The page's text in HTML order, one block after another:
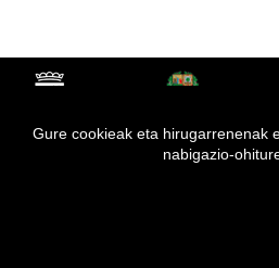
Gure cookieak eta hirugarrenenak
nabigazio-